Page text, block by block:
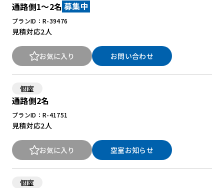
通路側1～2名 募集中
プランID：R-39476
見積対応2人
お気に入り お問い合わせ
個室
通路側2名
プランID：R-41751
見積対応2人
お気に入り 空室お知らせ
個室